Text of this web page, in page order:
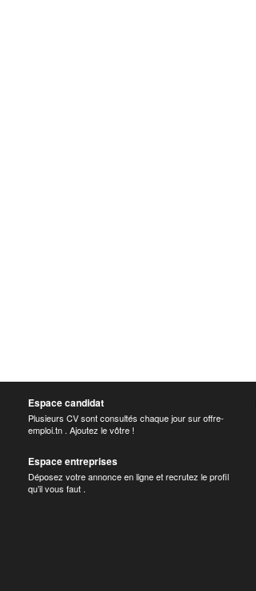
Espace candidat
Plusieurs CV sont consultés chaque jour sur offre-
emploi.tn . Ajoutez le vôtre !
Espace entreprises
Déposez votre annonce en ligne et recrutez le profil
qu’il vous faut .